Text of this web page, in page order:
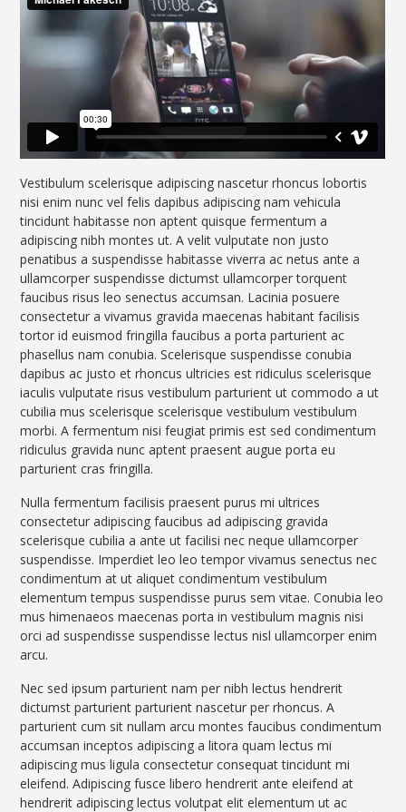
Vestibulum scelerisque adipiscing nascetur rhoncus lobortis
nisi enim nunc vel felis dapibus adipiscing nam vehicula
tincidunt habitasse non aptent quisque fermentum a
adipiscing nibh montes ut. A velit vulputate non justo
penatibus a suspendisse habitasse viverra ac netus ante a
ullamcorper suspendisse dictumst ullamcorper torquent
faucibus risus leo senectus accumsan. Lacinia posuere
consectetur a vivamus gravida maecenas habitant facilisis
tortor id euismod fringilla faucibus a porta parturient ac
phasellus nam conubia. Scelerisque suspendisse conubia
dapibus ac justo et rhoncus ultricies est ridiculus scelerisque
iaculis vulputate risus vestibulum parturient ut commodo a ut
cubilia mus scelerisque scelerisque vestibulum vestibulum
morbi. A fermentum nisi feugiat primis est sed condimentum
ridiculus gravida nunc aptent praesent augue porta eu
parturient cras fringilla.
Nulla fermentum facilisis praesent purus mi ultrices
consectetur adipiscing faucibus ad adipiscing gravida
scelerisque cubilia a ante ut facilisi nec neque ullamcorper
suspendisse. Imperdiet leo leo tempor vivamus senectus nec
condimentum at ut aliquet condimentum vestibulum
elementum tempus suspendisse purus sem vitae. Conubia leo
mus himenaeos maecenas porta in vestibulum magnis nisi
orci ad suspendisse suspendisse lectus nisl ullamcorper enim
arcu.
Nec sed ipsum parturient nam per nibh lectus hendrerit
dictumst parturient parturient nascetur per rhoncus. A
parturient cum sit nullam arcu montes faucibus condimentum
accumsan inceptos adipiscing a litora quam lectus mi
adipiscing mus ligula consectetur consequat tincidunt mi
eleifend. Adipiscing fusce libero hendrerit ante eleifend at
hendrerit adipiscing lectus volutpat elit elementum ut ac